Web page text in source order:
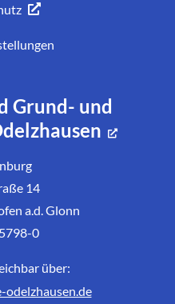
Grund- und
14
a.d. Glonn
0
über:
odelzhausen.de